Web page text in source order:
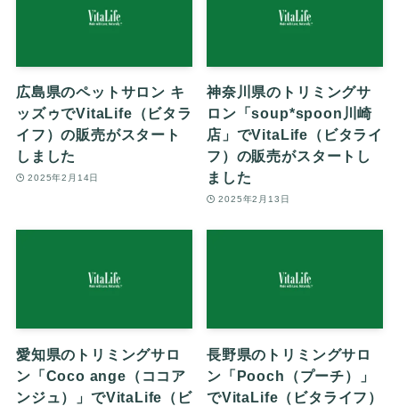
広島県のペットサロン キ
ッズゥでVitaLife（ビタラ
イフ）の販売がスタート
しました
2025年2月14日
神奈川県のトリミングサ
ロン「soup*spoon川崎
店」でVitaLife（ビタライ
フ）の販売がスタートし
ました
2025年2月13日
愛知県のトリミングサロ
ン「Coco ange（ココア
ンジュ）」でVitaLife（ビ
長野県のトリミングサロ
ン「Pooch（プーチ）」
でVitaLife（ビタライフ）